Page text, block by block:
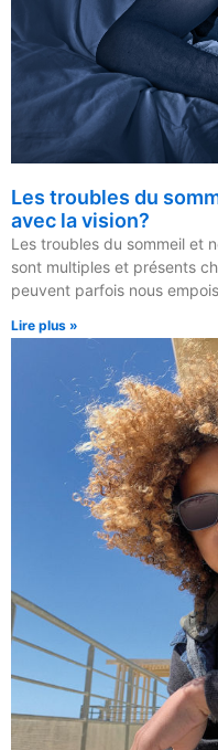
Les troubles du
avec la vision?
Les troubles du sommeil et
sont multiples et présents
peuvent parfois nous
Lire plus »